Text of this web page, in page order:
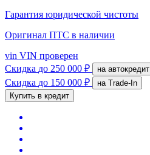
Гарантия юридической чистоты
Оригинал ПТС в наличии
vin VIN проверен
Скидка до 250 000 ₽ на автокредит
Скидка до 150 000 ₽
на Trade-In
Купить в кредит